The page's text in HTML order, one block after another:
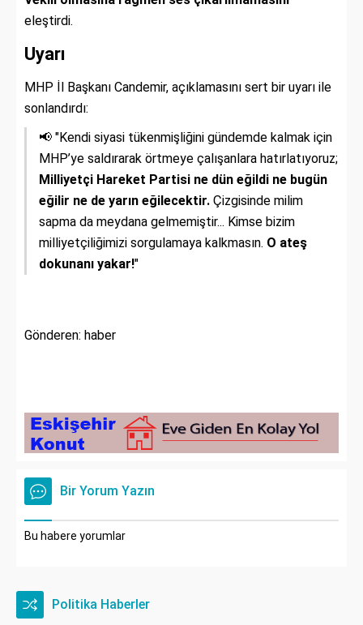
eleştirdi.
Uyarı
MHP İl Başkanı Candemir, açıklamasını sert bir uyarı ile
sonlandırdı:
📢 "Kendi siyasi tükenmişliğini gündemde kalmak için
MHP’ye saldırarak örtmeye çalışanlara hatırlatıyoruz;
Milliyetçi Hareket Partisi ne dün eğildi ne bugün
eğilir ne de yarın eğilecektir. Çizgisinde milim
sapma da meydana gelmemiştir... Kimse bizim
milliyetçiliğimizi sorgulamaya kalkmasın. O ateş
dokunanı yakar!"
Gönderen: haber
Bir Yorum Yazın
Bu habere yorumlar
Politika Haberler